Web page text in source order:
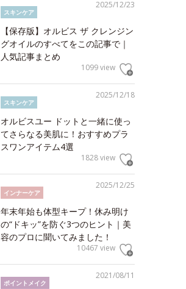
2025/12/23
スキンケア
【保存版】オルビス ザ クレンジン
グオイルのすべてをこの記事で｜
人気記事まとめ
1099 view
2025/12/18
スキンケア
オルビスユー ドットと一緒に使っ
てさらなる美肌に！おすすめプラ
スワンアイテム4選
1828 view
2025/12/25
インナーケア
年末年始も体型キープ！休み明け
の“ドキッ”を防ぐ3つのヒント｜美
容のプロに聞いてみました！
10467 view
2021/08/11
ポイントメイク